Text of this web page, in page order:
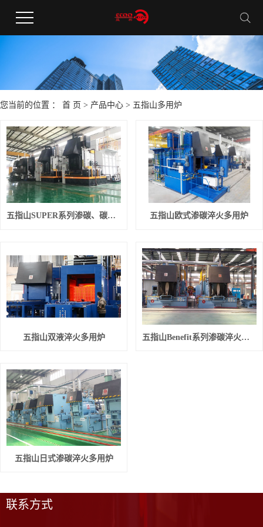
您当前的位置 ： 首 页 > 产品中心 > 五指山多用炉
五指山SUPER系列渗碳、碳氮共渗多用淬火炉生产线 五指山欧式渗碳淬火多用炉
五指山双液淬火多用炉 五指山Benefit系列渗碳淬火多用炉生产线
五指山日式渗碳淬火多用炉
联系方式